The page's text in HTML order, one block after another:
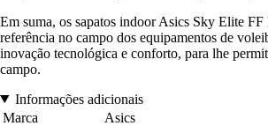
Em suma, os sapatos indoor Asics Sky Elite FF
referência no campo dos equipamentos de
inovação tecnológica e conforto, para lhe
campo.
Informações adicionais
Marca
Asics